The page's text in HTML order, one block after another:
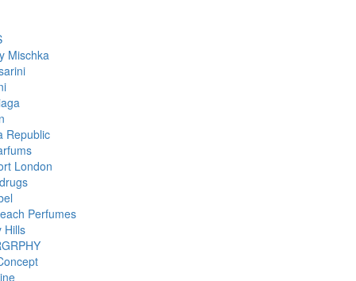
Mischka
Republic
London
Perfumes
Hills